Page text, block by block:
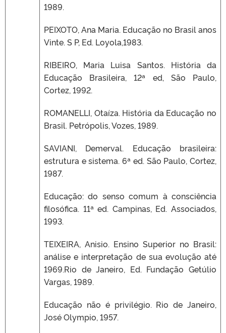
1989.
PEIXOTO, Ana Maria. Educação no Brasil anos
Vinte. S P, Ed. Loyola,1983.
RIBEIRO, Maria Luisa Santos. História da
Educação Brasileira, 12ª ed, São Paulo,
Cortez, 1992.
ROMANELLI, Otaíza. História da Educação no
Brasil. Petrópolis, Vozes, 1989.
SAVIANI, Demerval. Educação brasileira:
estrutura e sistema. 6ª ed. São Paulo, Cortez,
1987.
Educação: do senso comum à consciência
filosófica. 11ª ed. Campinas, Ed. Associados,
1993.
TEIXEIRA, Anisio. Ensino Superior no Brasil:
análise e interpretação de sua evolução até
1969.Rio de Janeiro, Ed. Fundação Getúlio
Vargas, 1989.
Educação não é privilégio. Rio de Janeiro,
José Olympio, 1957.